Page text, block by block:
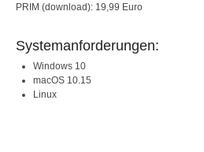
PRIM (download): 19,99 Euro
Systemanforderungen:
Windows 10
macOS 10.15
Linux